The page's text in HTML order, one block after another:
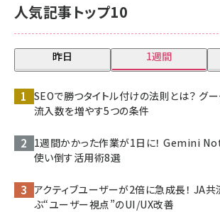
人気記事トップ10
昨日 1週間
SEOで勝つタイトル付けの法則とは？ グー
流入数を増やす5つの条件
1週間かかった作業が1日に！ Gemini
使い倒す活用術8選
アクティブユーザーが2倍に急成長！ JA共
ぶ“ユーザー視点”のUI/UX改善